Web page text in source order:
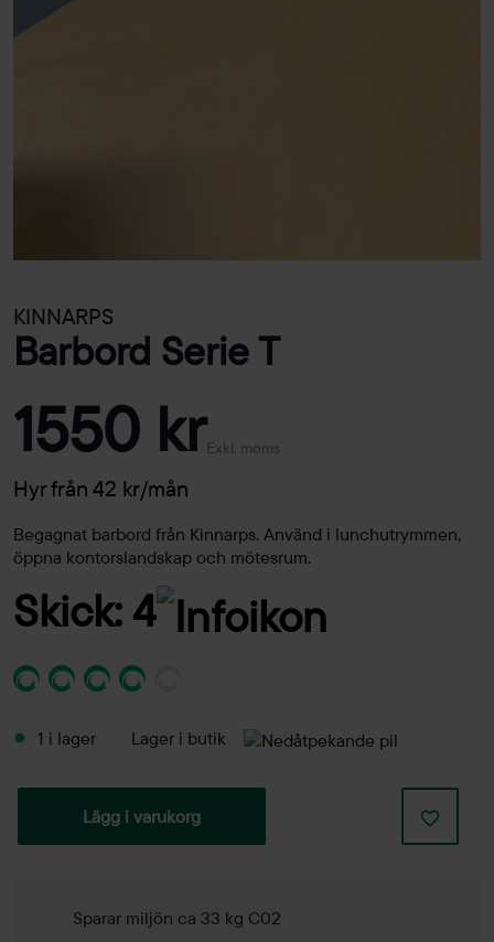
KINNARPS
Barbord Serie T
1550 krExkl. moms
Hyr från 42 kr/mån
Begagnat barbord från Kinnarps. Använd i lunchutrymmen,
öppna kontorslandskap och mötesrum.
Skick: 4
1 i lager Lager i butik
Lägg i varukorg
Sparar miljön ca 33 kg C02